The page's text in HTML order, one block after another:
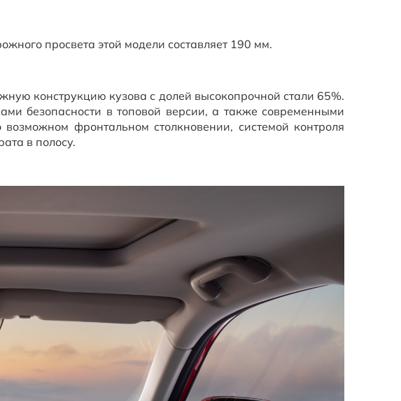
просвета этой модели составляет 190 мм.
конструкцию кузова с долей высокопрочной стали 65%.
безопасности в топовой версии, а также современными
фронтальном столкновении, системой контроля
в полосу.